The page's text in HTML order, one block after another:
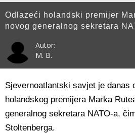
Odlazeći holandski premijer
novog generalnog sekretara
Autor:
M. B.
Sjevernoatlantski savjet je danas
holandskog premijera Marka
generalnog sekretara NATO-a,
Stoltenberga.